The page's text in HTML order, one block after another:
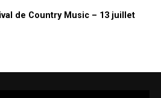
de Country Music – 13 juillet